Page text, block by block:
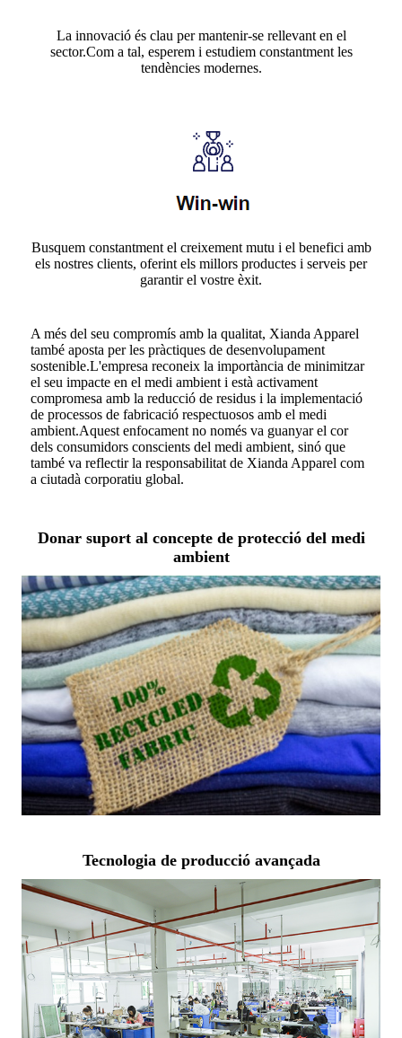
La innovació és clau per mantenir-se rellevant en el
sector.Com a tal, esperem i estudiem constantment les
tendències modernes.
Busquem constantment el creixement mutu i el benefici amb
els nostres clients, oferint els millors productes i serveis per
garantir el vostre èxit.
A més del seu compromís amb la qualitat, Xianda Apparel
també aposta per les pràctiques de desenvolupament
sostenible.L'empresa reconeix la importància de minimitzar
el seu impacte en el medi ambient i està activament
compromesa amb la reducció de residus i la implementació
de processos de fabricació respectuosos amb el medi
ambient.Aquest enfocament no només va guanyar el cor
dels consumidors conscients del medi ambient, sinó que
també va reflectir la responsabilitat de Xianda Apparel com
a ciutadà corporatiu global.
Donar suport al concepte de protecció del medi
ambient
Tecnologia de producció avançada